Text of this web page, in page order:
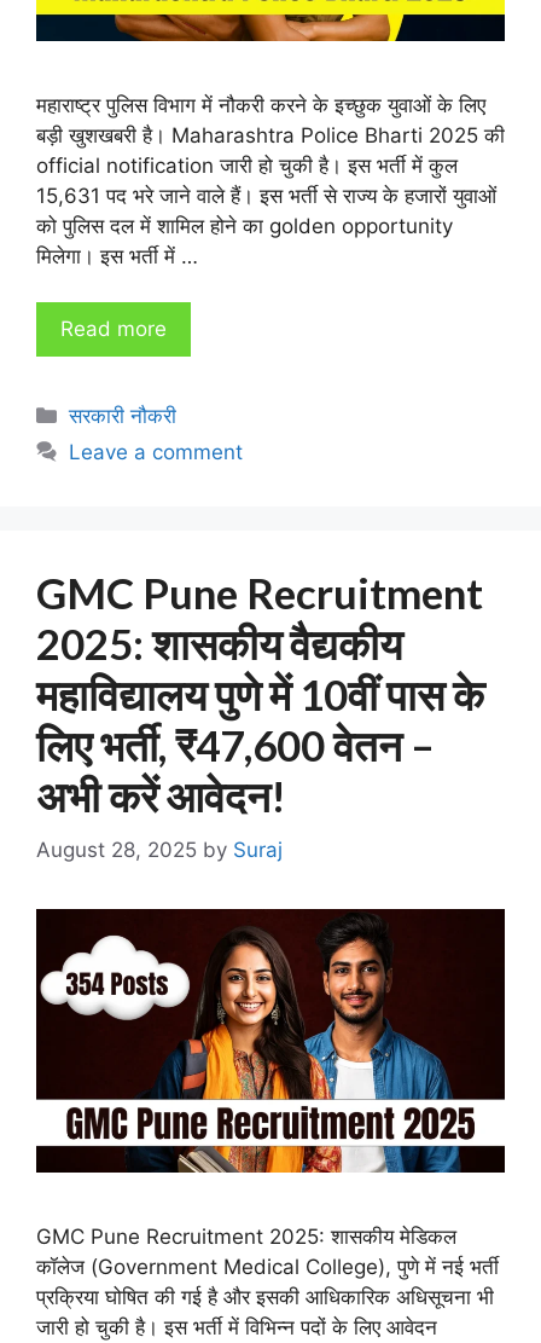
महाराष्ट्र पुलिस विभाग में नौकरी करने के इच्छुक युवाओं के लिए
बड़ी खुशखबरी है। Maharashtra Police Bharti 2025 की
official notification जारी हो चुकी है। इस भर्ती में कुल
15,631 पद भरे जाने वाले हैं। इस भर्ती से राज्य के हजारों युवाओं
को पुलिस दल में शामिल होने का golden opportunity
मिलेगा। इस भर्ती में …
Read more
Categories
सरकारी नौकरी
Leave a comment
GMC Pune Recruitment
2025: शासकीय वैद्यकीय
महाविद्यालय पुणे में 10वीं पास के
लिए भर्ती, ₹47,600 वेतन –
अभी करें आवेदन!
August 28, 2025 by Suraj
GMC Pune Recruitment 2025: शासकीय मेडिकल
कॉलेज (Government Medical College), पुणे में नई भर्ती
प्रक्रिया घोषित की गई है और इसकी आधिकारिक अधिसूचना भी
जारी हो चुकी है। इस भर्ती में विभिन्न पदों के लिए आवेदन